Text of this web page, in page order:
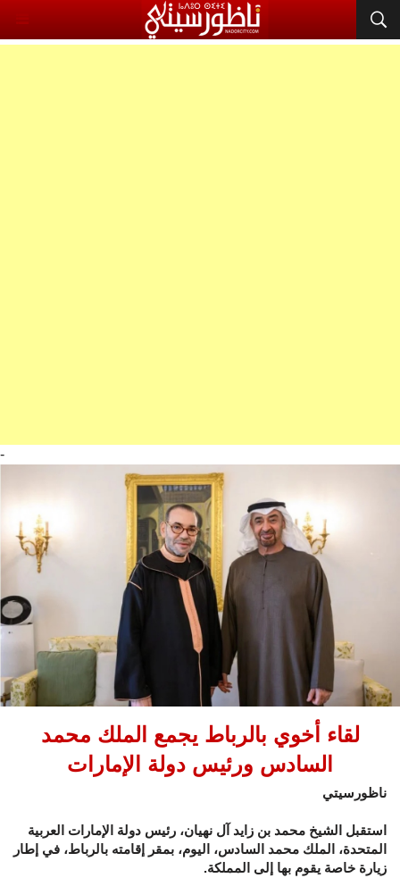
-
لقاء أخوي بالرباط يجمع الملك محمد
السادس ورئيس دولة الإمارات
ناظورسيتي
استقبل الشيخ محمد بن زايد آل نهيان، رئيس دولة الإمارات العربية
المتحدة، الملك محمد السادس، اليوم، بمقر إقامته بالرباط، في إطار
زيارة خاصة يقوم بها إلى المملكة.